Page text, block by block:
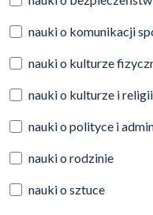
nauki o komunikacji
nauki o kulturze
nauki o kulturze i religii
nauki o polityce i
nauki o rodzinie
nauki o sztuce